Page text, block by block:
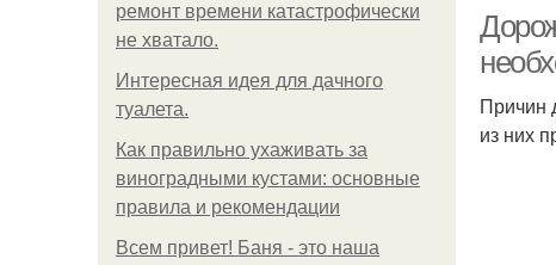
ремонт времени катастрофически
не хватало.
Интересная идея для дачного
туалета.
Как правильно ухаживать за
виноградными кустами: основные
правила и рекомендации
Всем привет! Баня - это наша
Причин
из них